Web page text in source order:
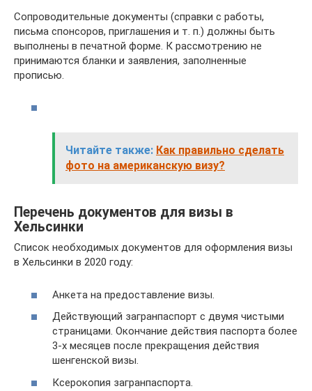
Сопроводительные документы (справки с работы,
письма спонсоров, приглашения и т. п.) должны быть
выполнены в печатной форме. К рассмотрению не
принимаются бланки и заявления, заполненные
прописью.
Читайте также: Как правильно сделать
фото на американскую визу?
Перечень документов для визы в
Хельсинки
Список необходимых документов для оформления визы
в Хельсинки в 2020 году:
Анкета на предоставление визы.
Действующий загранпаспорт с двумя чистыми
страницами. Окончание действия паспорта более
3-х месяцев после прекращения действия
шенгенской визы.
Ксерокопия загранпаспорта.